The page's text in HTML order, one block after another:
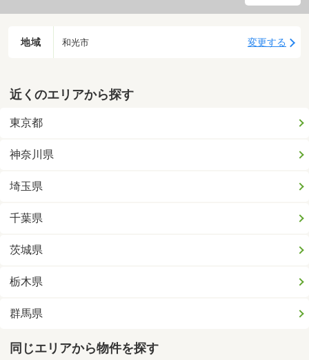
地域 和光市 変更する
近くのエリアから探す
東京都
神奈川県
埼玉県
千葉県
茨城県
栃木県
群馬県
同じエリアから物件を探す